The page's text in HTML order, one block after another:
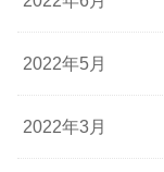
2022年5月
2022年3月